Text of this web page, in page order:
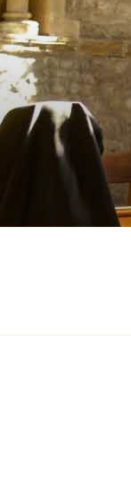
Aller
au
contenu
principal